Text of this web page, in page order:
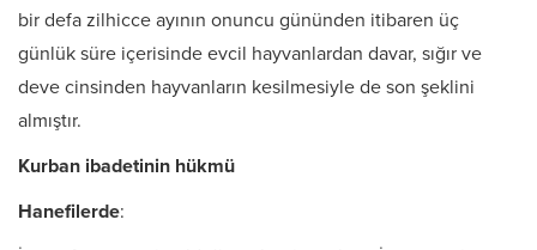
bir defa zilhicce ayının onuncu gününden itibaren üç
günlük süre içerisinde evcil hayvanlardan davar, sığır ve
deve cinsinden hayvanların kesilmesiyle de son şeklini
almıştır.
Kurban ibadetinin hükmü
Hanefilerde: